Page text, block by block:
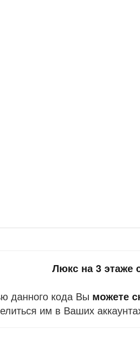
Люкс на 3 этаже
данного кода Вы можете
им в Ваших